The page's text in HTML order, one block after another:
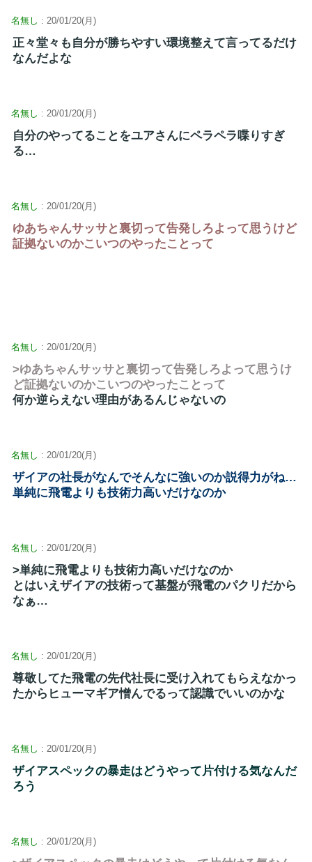
名無し : 20/01/20(月)
正々堂々も自分が勝ちやすい環境整えて言ってるだけ
なんだよな
名無し : 20/01/20(月)
自分のやってることをユアさんにペラペラ喋りすぎ
る…
名無し : 20/01/20(月)
ゆあちゃんサッサと裏切って告発しろよって思うけど
証拠ないのかこいつのやったことって
名無し : 20/01/20(月)
>ゆあちゃんサッサと裏切って告発しろよって思うけ
ど証拠ないのかこいつのやったことって
何か逆らえない理由があるんじゃないの
名無し : 20/01/20(月)
ザイアの社長がなんでそんなに強いのか説得力がね…
単純に飛電よりも技術力高いだけなのか
名無し : 20/01/20(月)
>単純に飛電よりも技術力高いだけなのか
とはいえザイアの技術って基盤が飛電のパクリだから
なぁ…
名無し : 20/01/20(月)
尊敬してた飛電の先代社長に受け入れてもらえなかっ
たからヒューマギア憎んでるって認識でいいのかな
名無し : 20/01/20(月)
ザイアスペックの暴走はどうやって片付ける気なんだ
ろう
名無し : 20/01/20(月)